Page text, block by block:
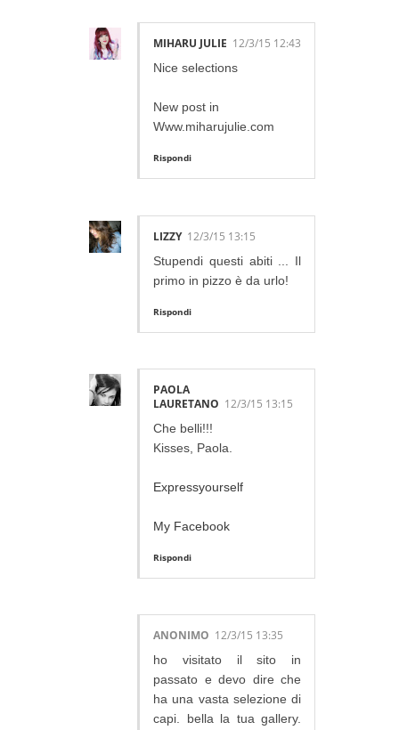
MIHARU JULIE 12/3/15 12:43
Nice selections
New post in
Www.miharujulie.com
Rispondi
LIZZY 12/3/15 13:15
Stupendi questi abiti ... Il
primo in pizzo è da urlo!
Rispondi
PAOLA
LAURETANO 12/3/15 13:15
Che belli!!!
Kisses, Paola.
Expressyourself
My Facebook
Rispondi
ANONIMO 12/3/15 13:35
ho visitato il sito in
passato e devo dire che
ha una vasta selezione di
capi. bella la tua gallery.